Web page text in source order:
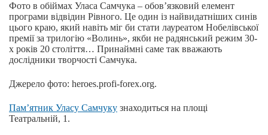
Фото в обіймах Уласа Самчука – обов’язковий елемент
програми відвідин Рівного. Це один із найвидатніших синів
цього краю, який навіть міг би стати лауреатом Нобелівської
премії за трилогію «Волинь», якби не радянський режим 30-
х років 20 століття… Принаймні саме так вважають
дослідники творчості Самчука.
Джерело фото: heroes.profi-forex.org.
Пам’ятник Уласу Самчуку знаходиться на площі
Театральній, 1.